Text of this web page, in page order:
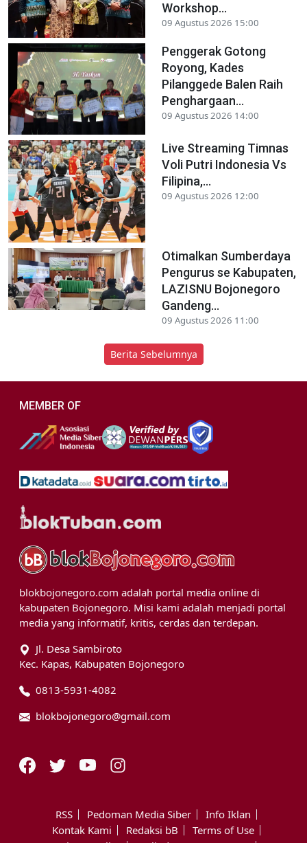
Workshop...
09 Agustus 2026 15:00
Penggerak Gotong
Royong, Kades
Pilanggede Balen Raih
Penghargaan...
09 Agustus 2026 14:00
Live Streaming Timnas
Voli Putri Indonesia Vs
Filipina,...
09 Agustus 2026 12:00
Otimalkan Sumberdaya
Pengurus se Kabupaten,
LAZISNU Bojonegoro
Gandeng...
09 Agustus 2026 11:00
Berita Sebelumnya
MEMBER OF
blokbojonegoro.com adalah portal media online di
kabupaten Bojonegoro. Misi kami adalah menjadi portal
media yang informatif, kritis, cerdas dan terdepan.
Jl. Desa Sambiroto
Kec. Kapas, Kabupaten Bojonegoro
0813-5931-4082
blokbojonegoro@gmail.com
RSS Pedoman Media Siber
Info Iklan
Kontak Kami
Redaksi bB
Terms of Use